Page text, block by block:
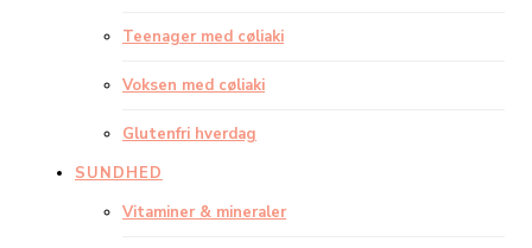
Teenager med cøliaki
Voksen med cøliaki
Glutenfri hverdag
SUNDHED
Vitaminer & mineraler